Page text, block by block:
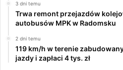
3 dni temu
Trwa remont przejazdów
autobusów MPK w Radomsku
2 dni temu
119 km/h w terenie
jazdy i zapłaci 4 tys. zł